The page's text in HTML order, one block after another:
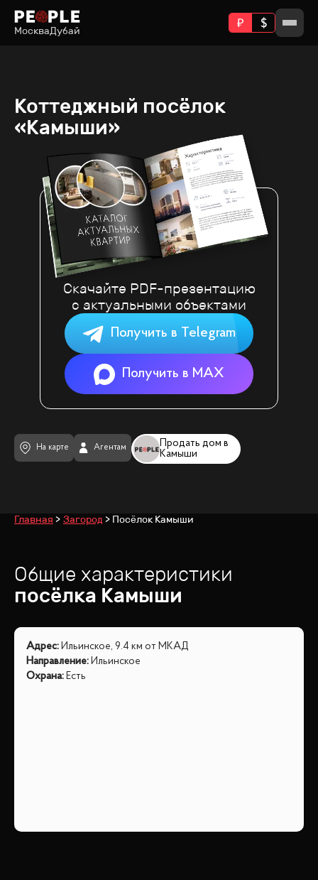
МоскваДубай
Коттеджный посёлок
«Камыши»
Продать дом в
Камыши
На карте Агентам
Скачайте PDF-презентацию
с актуальными объектами
Получить в Telegram
Получить в MAX
Главная Загород Посёлок Камыши
Общие характеристики
посёлка Камыши
Адрес: Ильинское, 9.4 км от МКАД
Направление: Ильинское
Охрана: Есть